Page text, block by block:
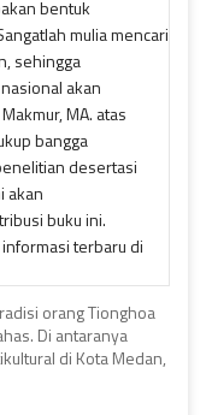
orang Tionghoa
Di antaranya
di Kota Medan,